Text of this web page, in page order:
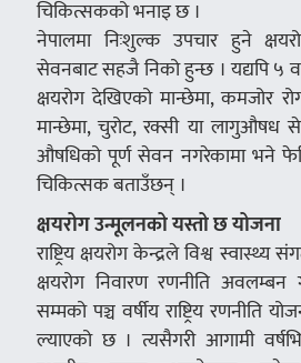
चिकित्सकको भनाइ छ ।
नेपालमा निःशुल्क उपचार हुने
सेवनबाट सहजै निको हुन्छ । यद्यपि ५
क्षयरोग देखिएको मान्छेमा, कमजोर
मान्छेमा, चुरोट, रक्सी या लागुऔषध
औषधिको पूर्ण सेवन नगरेकामा भने
चिकित्सक बताउँछन् ।
क्षयरोग उन्मूलनको यस्तो छ योजना
राष्ट्रिय क्षयरोग केन्द्रले विश्व
क्षयरोग निवारण रणनीति
सम्मको पञ्च वर्षीय राष्ट्रिय रणनीति
ल्याएको छ । त्यसैगरी आगामी